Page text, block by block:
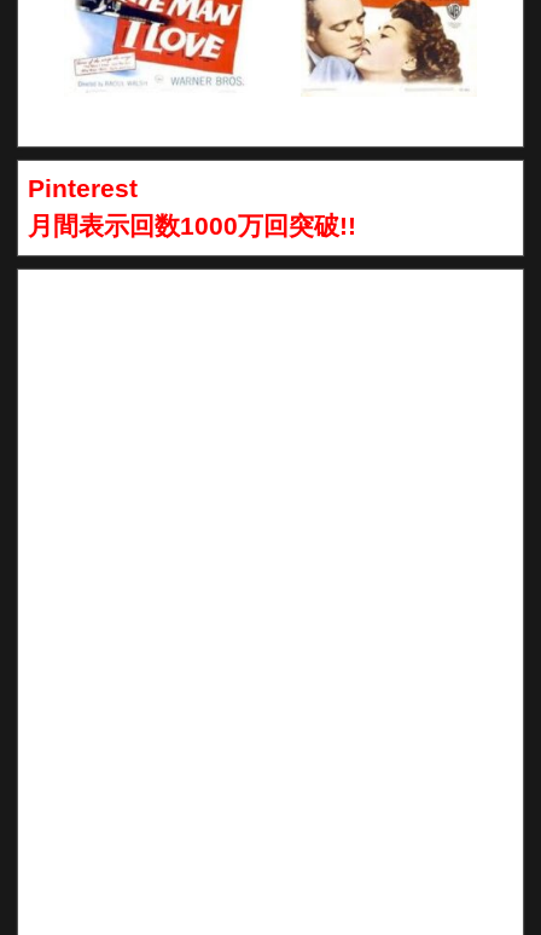
Pinterest
月間表示回数1000万回突破!!